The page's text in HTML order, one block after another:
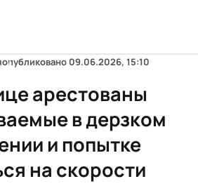
опубликовано 09.06.2026, 15:10
арестованы
в дерзком
и попытке
на скорости